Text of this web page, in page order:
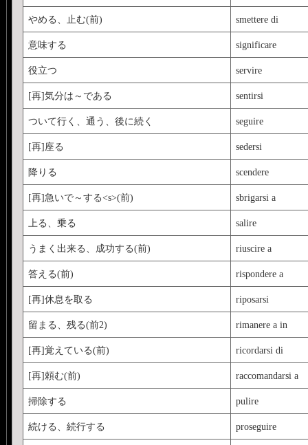
やめる、止む(前) smettere di
意味する significare
役立つ servire
[再]気分は～である sentirsi
ついて行く、通う、後に続く seguire
[再]座る sedersi
降りる scendere
[再]急いで～する<s>(前) sbrigarsi a
上る、乗る salire
うまく出来る、成功する(前) riuscire a
答える(前) rispondere a
[再]休息を取る riposarsi
留まる、残る(前2) rimanere a in
[再]覚えている(前) ricordarsi di
[再]頼む(前) raccomandarsi a
掃除する pulire
続ける、続行する proseguire